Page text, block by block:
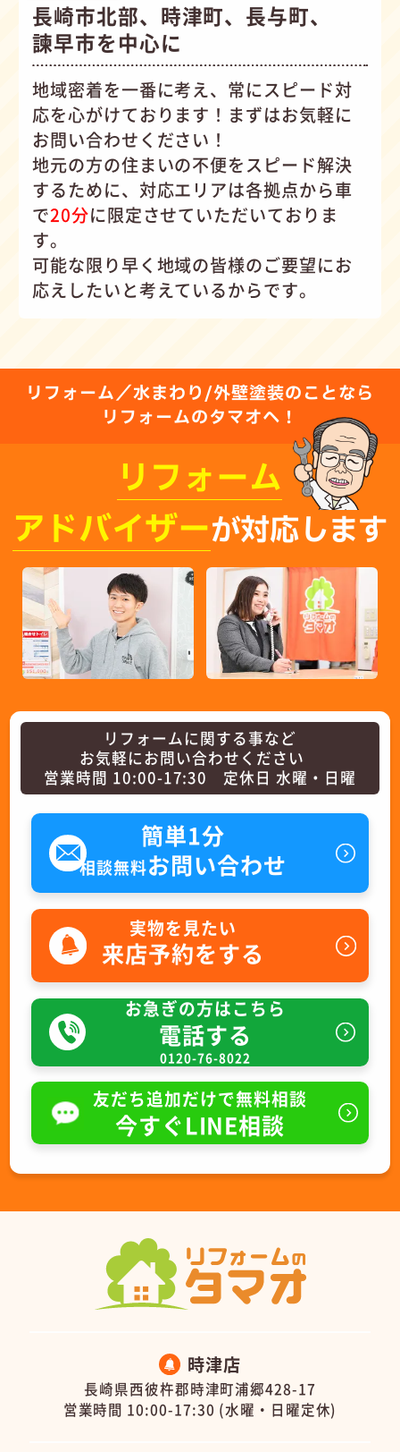
長崎市北部、時津町、長与町、
諫早市を中心に
地域密着を一番に考え、常にスピード対
応を心がけております！まずはお気軽に
お問い合わせください！
地元の方の住まいの不便をスピード解決
するために、対応エリアは各拠点から車
で20分に限定させていただいておりま
す。
可能な限り早く地域の皆様のご要望にお
応えしたいと考えているからです。
リフォーム／水まわり/外壁塗装のことなら
リフォームのタマオへ！
リフォーム
アドバイザーが対応します
リフォームに関する事など
お気軽にお問い合わせください
営業時間 10:00-17:30 定休日 水曜・日曜
簡単1分
相談無料お問い合わせ
実物を見たい
来店予約をする
お急ぎの方はこちら
電話する
0120-76-8022
友だち追加だけで無料相談
今すぐLINE相談
時津店
長崎県西彼杵郡時津町浦郷428-17
営業時間 10:00-17:30 (水曜・日曜定休)